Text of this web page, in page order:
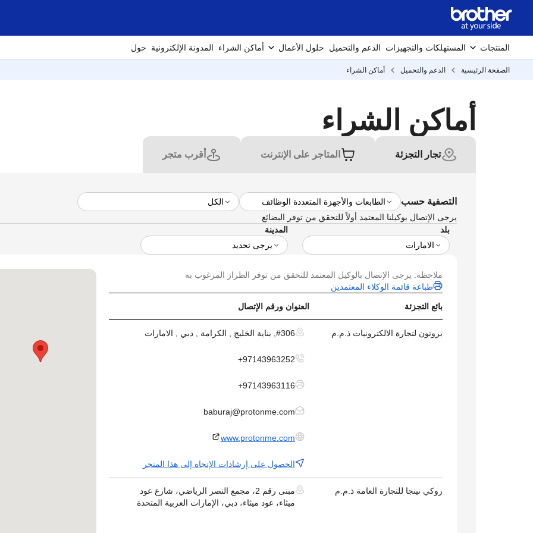
المنتجات المستهلكات والتجهيزات الدعم والتحميل حلول الأعمال أماكن الشراء المدونة الإلكترونية حول
الصفحة الرئيسية الدعم والتحميل أماكن الشراء
أماكن الشراء
تجار التجزئة المتاجر على الإنترنت أقرب متجر
التصفية حسب
يرجى الإتصال بوكيلنا المعتمد أولاً للتحقق من توفر البضائع
بلد
المدينة
ملاحظة: يرجى الإتصال بالوكيل المعتمد للتحقق من توفر الطراز المرغوب به
طباعة قائمة الوكلاء المعتمدين
بائع التجزئة العنوان ورقم الإتصال
بروتون لتجارة الالكترونيات ذ.م.م #306, بناية الخليج , الكرامة , دبي , الامارات
97143963252+
97143963116+
baburaj@protonme.com
www.protonme.com
الحصول على إرشادات الإتجاه إلى هذا المتجر
روكي نينجا للتجارة العامة ذ.م.م
مبنى رقم 2، مجمع النصر الرياضي، شارع عود
ميثاء، عود ميثاء، دبي، الإمارات العربية المتحدة